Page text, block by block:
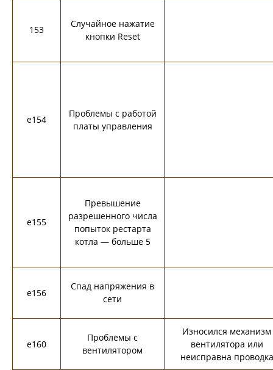
153
Случайное нажатие
кнопки Reset
e154
Проблемы с работой
платы управления
e155
Превышение
разрешенного числа
попыток рестарта
котла — больше 5
e156
Спад напряжения в
сети
e160
Проблемы с
вентилятором
Износился механизм
вентилятора или
неисправна проводка